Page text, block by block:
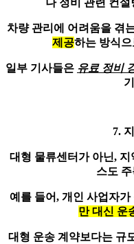
나 정비 관련 컨설
차량 관리에 어려움을 겪
제공하는 방식
일부 기사들은 유료 정비
7.
대형 물류센터가 아닌, 지
스도
예를 들어, 개인 사업자
만 대신 운
대형 운송 계약보다는 규